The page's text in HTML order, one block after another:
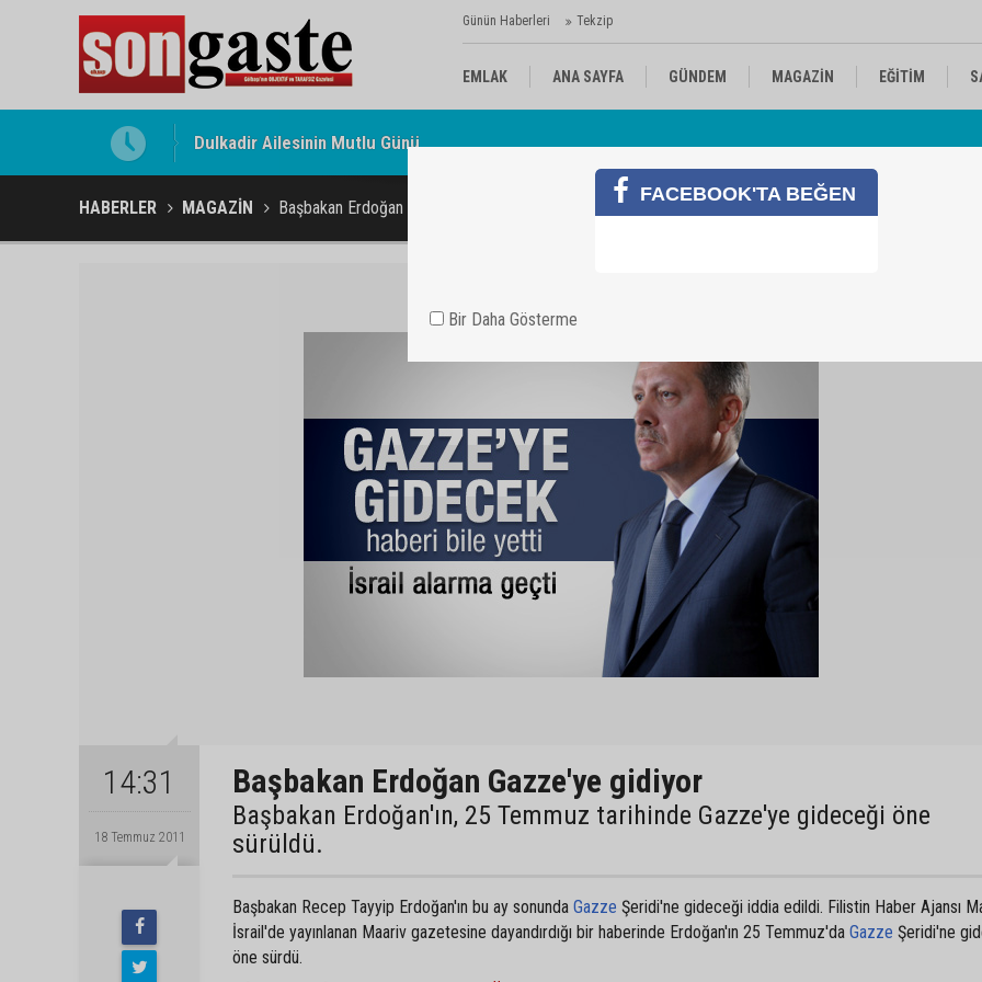
Günün Haberleri Tekzip
EMLAK ANA SAYFA GÜNDEM MAGAZİN EĞİTİM
Gölbaşı Esnafının Sesi Ankara Kalkınma Ajansı'nda
HABERLER MAGAZİN Başbakan Erdoğan Gazze'ye gidiyor
14:31
18 Temmuz 2011
Başbakan Erdoğan Gazze'ye gidiyor
Başbakan Erdoğan'ın, 25 Temmuz tarihinde Gazze'ye gideceği öne
sürüldü.
Başbakan Recep Tayyip Erdoğan'ın bu ay sonunda Gazze Şeridi'ne gideceği iddia edildi. Filistin Haber Ajansı
İsrail'de yayınlanan Maariv gazetesine dayandırdığı bir haberinde Erdoğan'ın 25 Temmuz'da Gazze Şeridi'ne
öne sürdü.
FACEBOOK'TA BEĞEN
Bir Daha Gösterme